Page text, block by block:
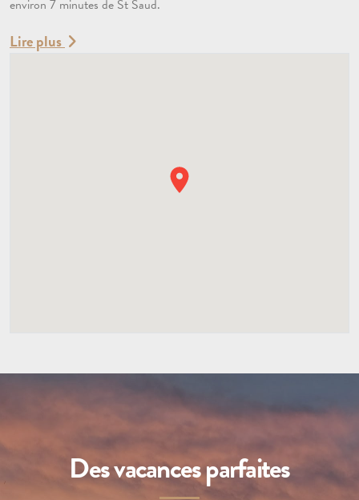
environ 7 minutes de St Saud.
Lire plus
Des vacances parfaites